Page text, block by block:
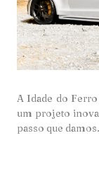
A Idade do
um projeto
passo que damos.